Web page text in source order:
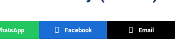
Facebook Email